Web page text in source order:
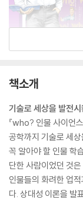
책소개
기술로 세상을 발전
『who? 인물 사이언
공학까지 기술로 세
꼭 알아야 할 인물 학
단한 사람이었던 것
인물들의 화려한 업
다. 상대성 이론을 발